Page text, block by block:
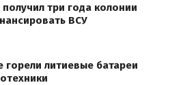
три года колонии
ВСУ
горели литиевые батареи